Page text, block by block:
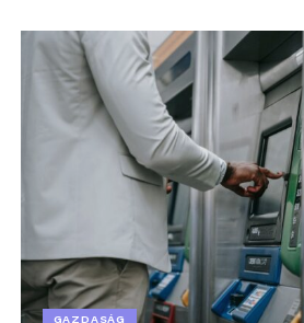
GAZDASÁG